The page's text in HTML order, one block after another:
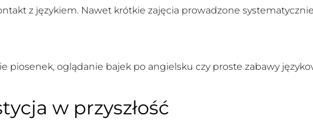
z językiem. Nawet krótkie zajęcia prowadzone
oglądanie bajek po angielsku czy proste zabawy
w przyszłość